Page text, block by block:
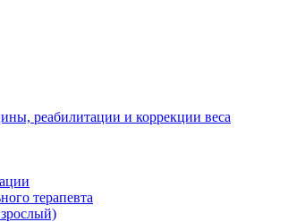
реабилитации и коррекции веса
терапевта